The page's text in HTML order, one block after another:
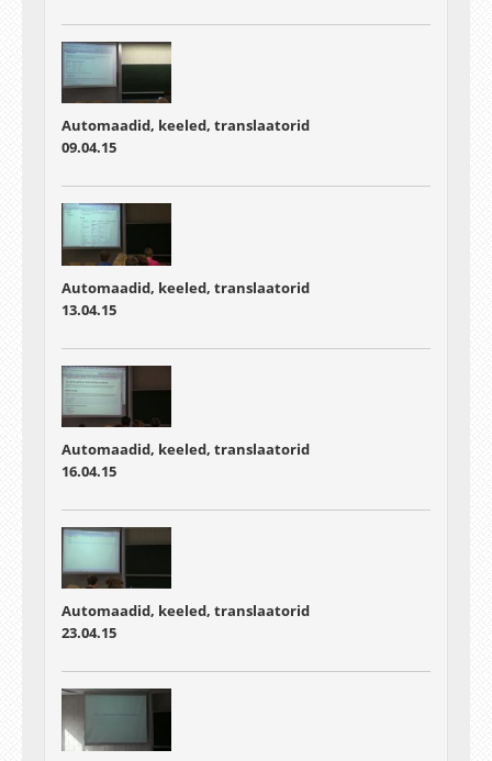
Automaadid, keeled, translaatorid
09.04.15
Automaadid, keeled, translaatorid
13.04.15
Automaadid, keeled, translaatorid
16.04.15
Automaadid, keeled, translaatorid
23.04.15